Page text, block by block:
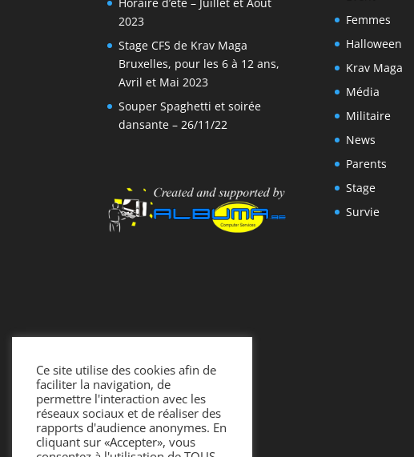
2023
Stage CFS de Krav Maga
Bruxelles, pour les 6 à 12 ans,
Avril et Mai 2023
Souper Spaghetti et soirée
dansante – 26/11/22
Femmes
Halloween
Krav Maga
Média
Militaire
News
Parents
Stage
Survie
Ce site utilise des cookies afin de
faciliter la navigation, de
permettre l'interaction avec les
réseaux sociaux et de réaliser des
rapports d'audience anonymes. En
cliquant sur «Accepter», vous